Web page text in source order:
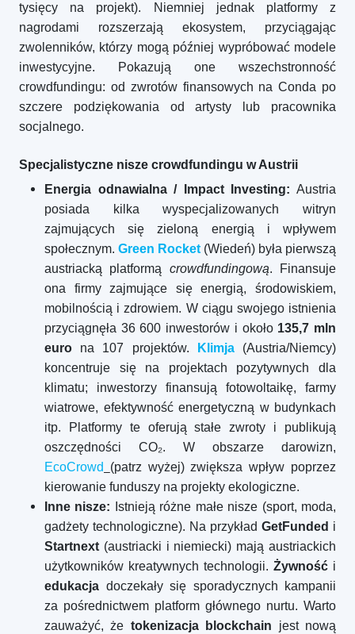
tysięcy na projekt). Niemniej jednak platformy z
nagrodami rozszerzają ekosystem, przyciągając
zwolenników, którzy mogą później wypróbować modele
inwestycyjne. Pokazują one wszechstronność
crowdfundingu: od zwrotów finansowych na Conda po
szczere podziękowania od artysty lub pracownika
socjalnego.
Specjalistyczne nisze crowdfundingu w Austrii
Energia odnawialna / Impact Investing: Austria
posiada kilka wyspecjalizowanych witryn
zajmujących się zieloną energią i wpływem
społecznym. Green Rocket (Wiedeń) była pierwszą
austriacką platformą crowdfundingową. Finansuje
ona firmy zajmujące się energią, środowiskiem,
mobilnością i zdrowiem. W ciągu swojego istnienia
przyciągnęła 36 600 inwestorów i około 135,7 mln
euro na 107 projektów. Klimja(Austria/Niemcy)
koncentruje się na projektach pozytywnych dla
klimatu; inwestorzy finansują fotowoltaikę, farmy
wiatrowe, efektywność energetyczną w budynkach
itp. Platformy te oferują stałe zwroty i publikują
oszczędności CO₂. W obszarze darowizn,
EcoCrowd
(patrz wyżej) zwiększa wpływ poprzez
kierowanie funduszy na projekty ekologiczne.
Inne nisze: Istnieją różne małe nisze (sport, moda,
gadżety technologiczne). Na przykład GetFunded i
Startnext (austriacki i niemiecki) mają austriackich
użytkowników kreatywnych technologii. Żywność i
edukacja doczekały się sporadycznych kampanii
za pośrednictwem platform głównego nurtu. Warto
zauważyć, że tokenizacja blockchain jest nową